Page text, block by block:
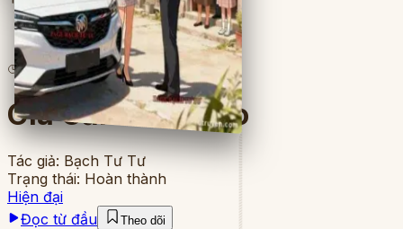
3lượt đọc· 8chương
Gia Cảnh Giả Tạo
Tác giả: Bạch Tư Tư
Trạng thái: Hoàn thành
Hiện đại
Đọc từ đầu
Theo dõi